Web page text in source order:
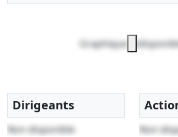
Graphique
Dirigeants
Non disponible Non